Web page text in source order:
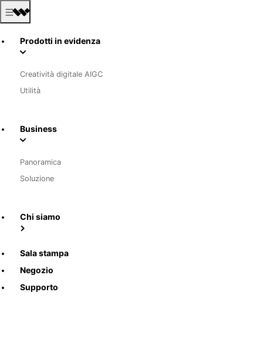
Prodotti in evidenza
Creatività digitale AIGC
Utilità
Business
Panoramica
Soluzione
Chi siamo
Sala stampa
Negozio
Supporto